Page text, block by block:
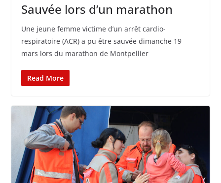
Sauvée lors d’un marathon
Une jeune femme victime d’un arrêt cardio-
respiratoire (ACR) a pu être sauvée dimanche 19
mars lors du marathon de Montpellier
Read More